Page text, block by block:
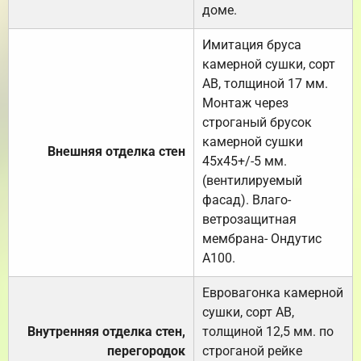
доме.
Внешняя отделка стен
Имитация бруса
камерной сушки, сорт
АВ, толщиной 17 мм.
Монтаж через
строганый брусок
камерной сушки
45х45+/-5 мм.
(вентилируемый
фасад). Влаго-
ветрозащитная
мембрана- Ондутис
А100.
Внутренняя отделка стен,
перегородок
Евровагонка камерной
сушки, сорт АВ,
толщиной 12,5 мм. по
строганой рейке